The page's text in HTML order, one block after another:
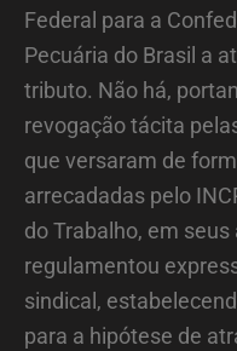
Federal para a
Pecuária do Brasil a
tributo. Não há,
revogação tácita
que versaram de
arrecadadas pelo
do Trabalho, em seus
regulamentou
sindical,
para a hipótese de